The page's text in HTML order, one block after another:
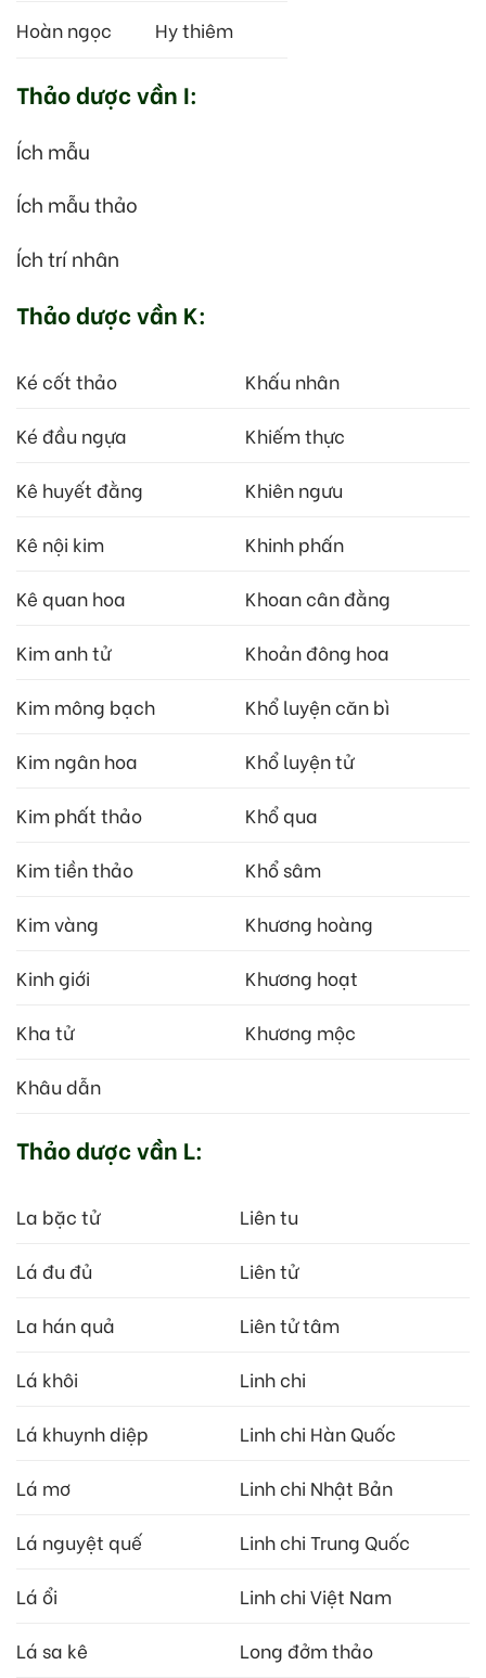
Hoàn ngọc Hy thiêm
Thảo dược vần I:
Ích mẫu
Ích mẫu thảo
Ích trí nhân
Thảo dược vần K:
Ké cốt thảo Khấu nhân
Ké đầu ngựa Khiếm thực
Kê huyết đằng Khiên ngưu
Kê nội kim Khinh phấn
Kê quan hoa Khoan cân đằng
Kim anh tử Khoản đông hoa
Kim mông bạch Khổ luyện căn bì
Kim ngân hoa Khổ luyện tử
Kim phất thảo Khổ qua
Kim tiền thảo Khổ sâm
Kim vàng Khương hoàng
Kinh giới Khương hoạt
Kha tử Khương mộc
Khâu dẫn
Thảo dược vần L:
La bặc tử Liên tu
Lá đu đủ Liên tử
La hán quả Liên tử tâm
Lá khôi Linh chi
Lá khuynh diệp Linh chi Hàn Quốc
Lá mơ Linh chi Nhật Bản
Lá nguyệt quế Linh chi Trung Quốc
Lá ổi Linh chi Việt Nam
Lá sa kê Long đởm thảo